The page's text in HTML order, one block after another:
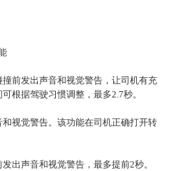
前发出声音和视觉警告，让司机有充
根据驾驶习惯调整，最多2.7秒。
视觉警告。该功能在司机正确打开转
出声音和视觉警告，最多提前2秒。